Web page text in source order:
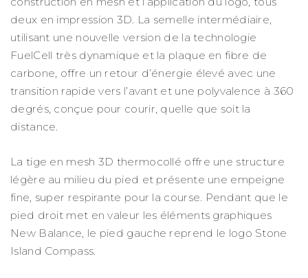
deux en impression 3D. La semelle intermédiaire,
utilisant une nouvelle version de la technologie
FuelCell très dynamique et la plaque en fibre de
carbone, offre un retour d’énergie élevé avec une
transition rapide vers l’avant et une polyvalence à 360
degrés, conçue pour courir, quelle que soit la
distance.
La tige en mesh 3D thermocollé offre une structure
légère au milieu du pied et présente une empeigne
fine, super respirante pour la course. Pendant que le
pied droit met en valeur les éléments graphiques
New Balance, le pied gauche reprend le logo Stone
Island Compass.